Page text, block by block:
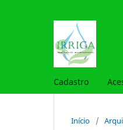
Cadastro
Início /